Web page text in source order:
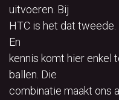
uitvoeren. Bij
HTC is het dat tweede.
En
kennis komt hier enkel
ballen. Die
combinatie maakt ons